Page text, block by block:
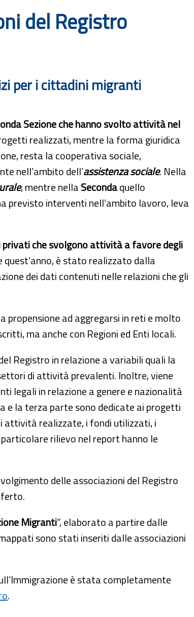
del Registro
per i cittadini migranti
Sezione che hanno svolto attività nel
realizzati, mentre la forma giuridica
resta la cooperativa sociale,
nell’ambito dell’assistenza sociale. Nella
, mentre nellaSecondaquello
previsto interventi nell’ambito lavoro, leva
che svolgono attività a favore degli
è stato realizzato dalla
dei dati contenuti nelle relazioni che gli
ad aggregarsi in reti e molto
ma anche con Regioni ed Enti locali.
Registro in relazione a variabili quali la
di attività prevalenti. Inoltre, viene
legali in relazione a genere e nazionalità
e la terza parte sono dedicate ai progetti
attività realizzate, i fondi utilizzati, i
rilievo nel report hanno le
delle associazioni del Registro
Migranti”, elaborato a partire dalle
sono stati inseriti dalle associazioni
è stata completamente
.